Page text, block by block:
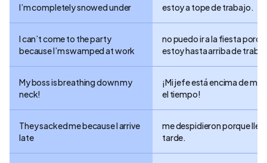
I’m completely snowed under estoy a tope de trabajo.
I can’t come to the party
because I’m swamped at work
no puedo ir a la fiesta
estoy hasta arriba de
My boss is breathing down my
neck!
¡Mi jefe está encima de mí
el tiempo!
They sacked me because I arrive
late
me despidieron porque
tarde.